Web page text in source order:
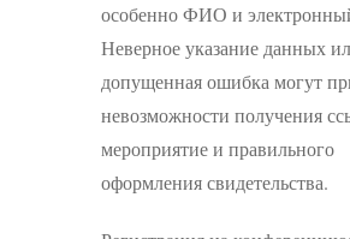
особенно ФИО и
Неверное указание данных
допущенная ошибка могут
невозможности получения
мероприятие и правильного
оформления свидетельства.